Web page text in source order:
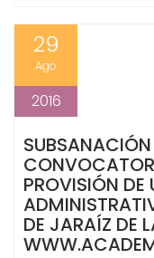
29
Ago
2016
SUBSANACIÓN
PROVISIÓN DE
DE JARAÍZ DE